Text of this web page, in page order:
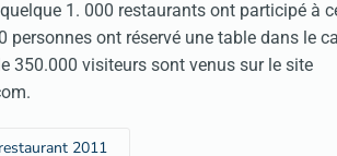
1. 000 restaurants ont participé à
personnes ont réservé une table dans le
350.000 visiteurs sont venus sur le site
.
2011